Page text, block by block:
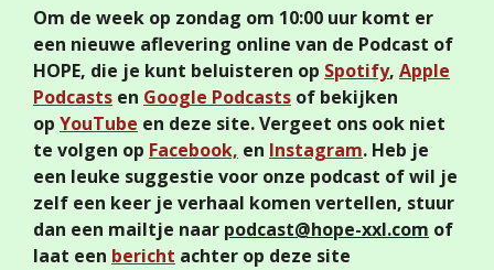
Om de week op zondag om 10:00 uur komt er
een nieuwe aflevering online van de Podcast of
HOPE, die je kunt beluisteren op Spotify, Apple
Podcasts en Google Podcasts of bekijken
op YouTube en deze site. Vergeet ons ook niet
te volgen op Facebook, en Instagram. Heb je
een leuke suggestie voor onze podcast of wil je
zelf een keer je verhaal komen vertellen, stuur
dan een mailtje naar podcast@hope-xxl.com of
laat een bericht achter op deze site